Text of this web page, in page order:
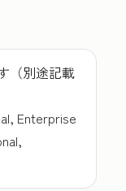
（別途記載
Enterprise